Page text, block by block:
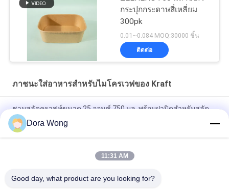
กระปุกกระดาษสี่เหลี่ยม
300pk
0.01~0.084 MOQ:30000 ชิ้น
ติดต่อ
ภาชนะใส่อาหารสำหรับไมโครเวฟของ Kraft
ชามสลัดคราฟท์ขนาด 25 ออนซ์ 750 มล. พร้อมฝาปิดสำหรับสลัด
และซุปเป็นมิตรกับสิ่งแวดล้อม
Dora Wong
11:31 AM
Good day, what product are you looking for?